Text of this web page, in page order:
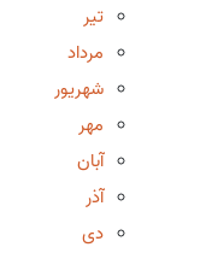
تیر
مرداد
شهریور
مهر
آبان
آذر
دی